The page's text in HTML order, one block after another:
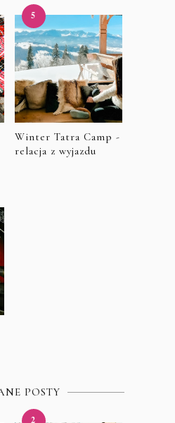
Winter Tatra Camp -
relacja z wyjazdu
POSTY